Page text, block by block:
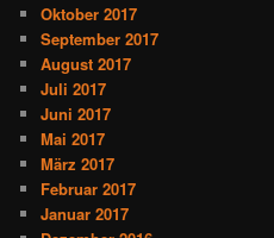
Oktober 2017
September 2017
August 2017
Juli 2017
Juni 2017
Mai 2017
März 2017
Februar 2017
Januar 2017